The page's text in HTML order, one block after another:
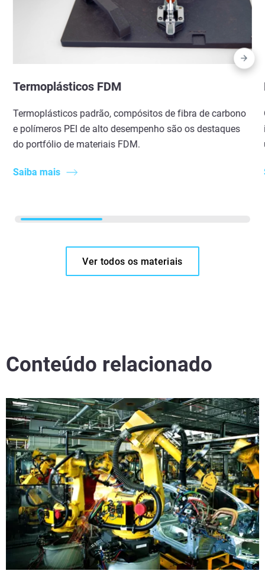
Termoplásticos FDM
Termoplásticos padrão, compósitos de fibra de carbono
e polímeros PEI de alto desempenho são os destaques
do portfólio de materiais FDM.
Saiba mais
Ver todos os materiais
Conteúdo relacionado